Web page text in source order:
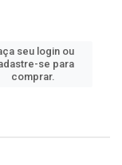
seu login ou
se para
comprar.